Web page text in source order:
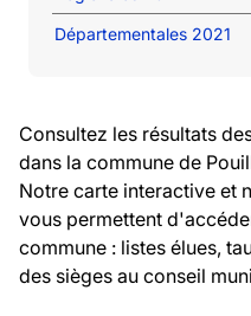
Départementales 2021
Consultez les résultats
dans la commune de
Notre carte interactive et
vous permettent
commune : listes élues,
des sièges au conseil